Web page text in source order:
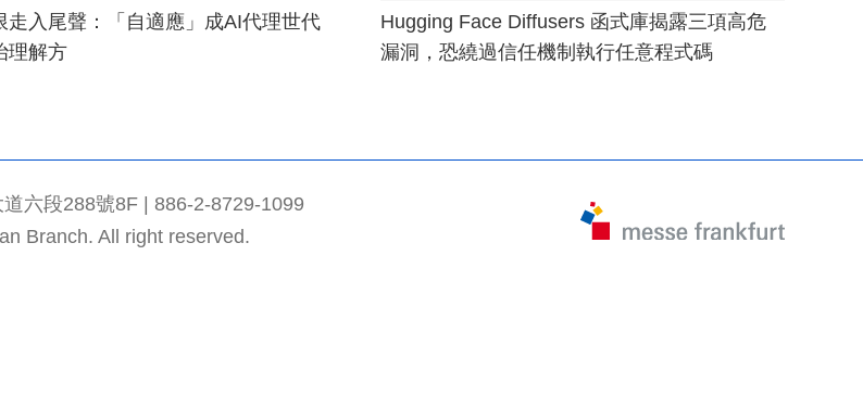
走入尾聲：「自適應」成AI代理世代
理解方
Hugging Face Diffusers 函式庫揭露三項高危
漏洞，恐繞過信任機制執行任意程式碼
六段288號8F | 886-2-8729-1099
Branch. All right reserved.